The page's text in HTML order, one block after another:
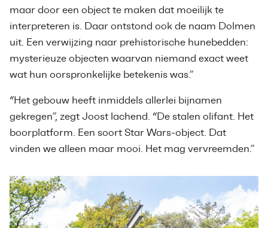
maar door een object te maken dat moeilijk te
interpreteren is. Daar ontstond ook de naam Dolmen
uit. Een verwijzing naar prehistorische hunebedden:
mysterieuze objecten waarvan niemand exact weet
wat hun oorspronkelijke betekenis was.”
“Het gebouw heeft inmiddels allerlei bijnamen
gekregen”, zegt Joost lachend. “De stalen olifant. Het
boorplatform. Een soort Star Wars-object. Dat
vinden we alleen maar mooi. Het mag vervreemden.”